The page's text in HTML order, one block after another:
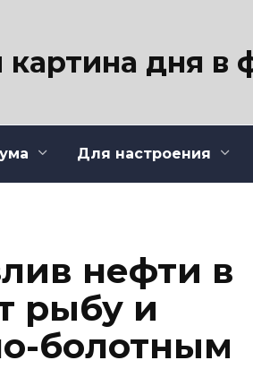
картина дня в
Для настроения
нефти в
рыбу и
болотным